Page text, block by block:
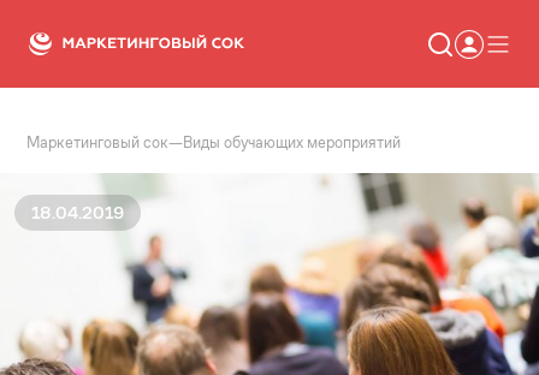
Статьи
Новости
Консалтинг
Маркетинговый сок—Виды обучающих мероприятий
18.04.2019